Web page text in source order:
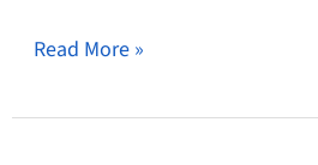
Creta
(m
Read More »